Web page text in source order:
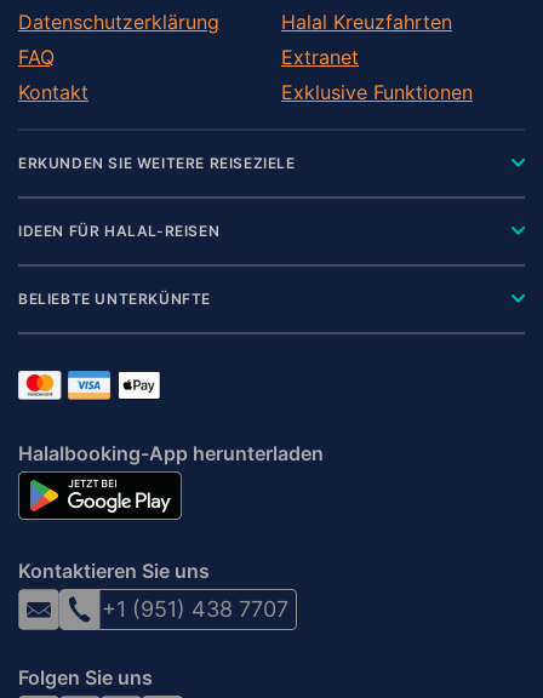
Datenschutzerklärung
FAQ
Kontakt
Halal Kreuzfahrten
Extranet
Exklusive Funktionen
ERKUNDEN SIE WEITERE REISEZIELE
IDEEN FÜR HALAL-REISEN
BELIEBTE UNTERKÜNFTE
Halalbooking-App herunterladen
Kontaktieren Sie uns
+1 (951) 438 7707
Folgen Sie uns